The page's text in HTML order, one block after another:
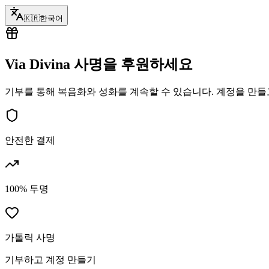
🇰🇷한국어
Via Divina 사명을 후원하세요
기부를 통해 복음화와 성화를 계속할 수 있습니다. 계정을 만
안전한 결제
100% 투명
가톨릭 사명
기부하고 계정 만들기